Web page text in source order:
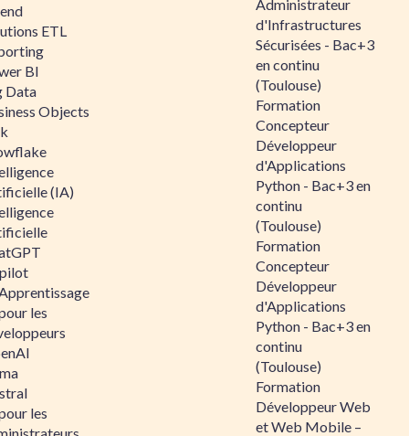
ETL
BI
Data
Objects
(IA)
les
les
Administrateur
d'Infrastructures
Sécurisées - Bac+3
en continu
(Toulouse)
Formation
Concepteur
Développeur
d'Applications
Python - Bac+3 en
continu
(Toulouse)
Formation
Concepteur
Développeur
d'Applications
Python - Bac+3 en
continu
(Toulouse)
Formation
Développeur Web
et Web Mobile –